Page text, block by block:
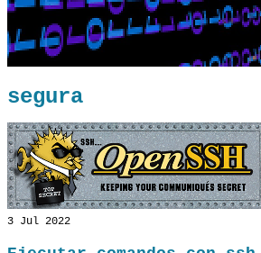
segura
3 Jul 2022